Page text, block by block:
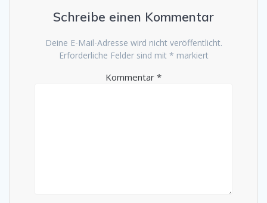
Schreibe einen Kommentar
Deine E-Mail-Adresse wird nicht veröffentlicht.
Erforderliche Felder sind mit * markiert
Kommentar *